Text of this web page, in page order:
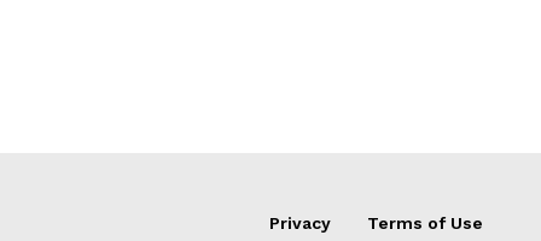
Privacy Terms of Use